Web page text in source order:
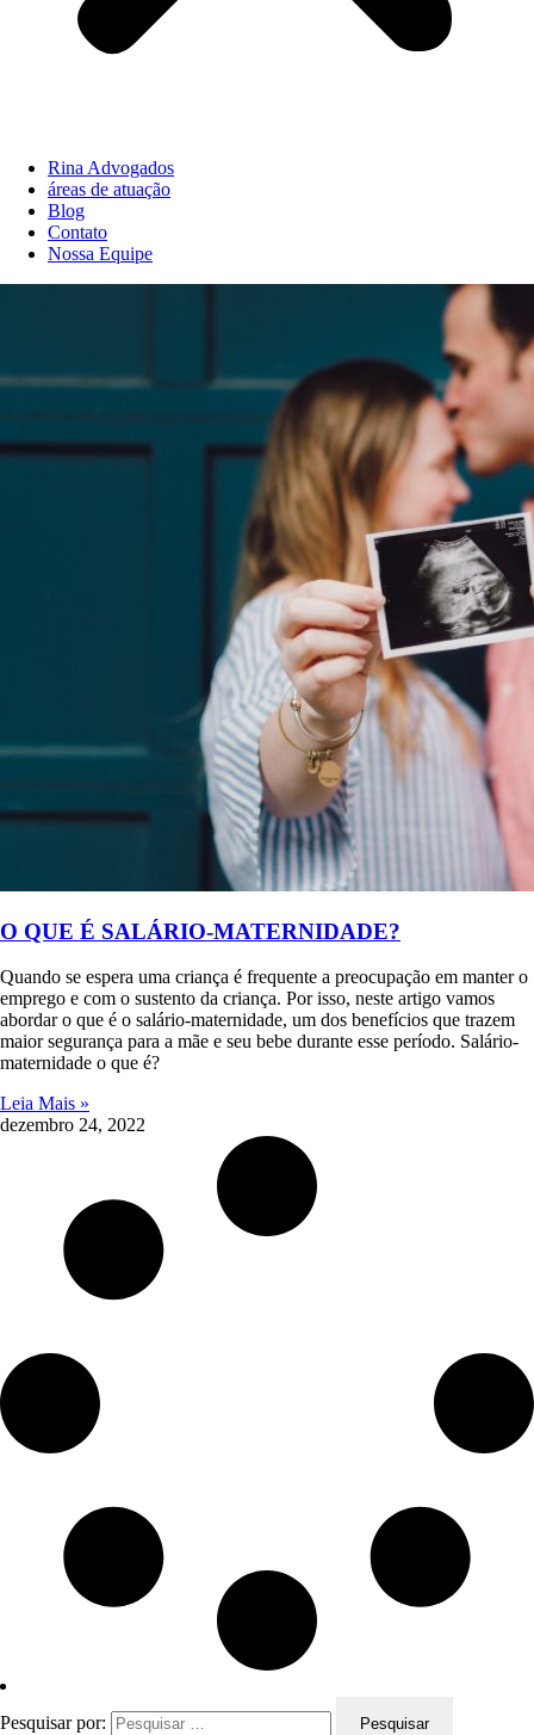
Rina Advogados
áreas de atuação
Blog
Contato
Nossa Equipe
O QUE É SALÁRIO-MATERNIDADE?
Quando se espera uma criança é frequente a preocupação em manter o
emprego e com o sustento da criança. Por isso, neste artigo vamos
abordar o que é o salário-maternidade, um dos benefícios que trazem
maior segurança para a mãe e seu bebe durante esse período. Salário-
maternidade o que é?
Leia Mais »
dezembro 24, 2022
Pesquisar por: